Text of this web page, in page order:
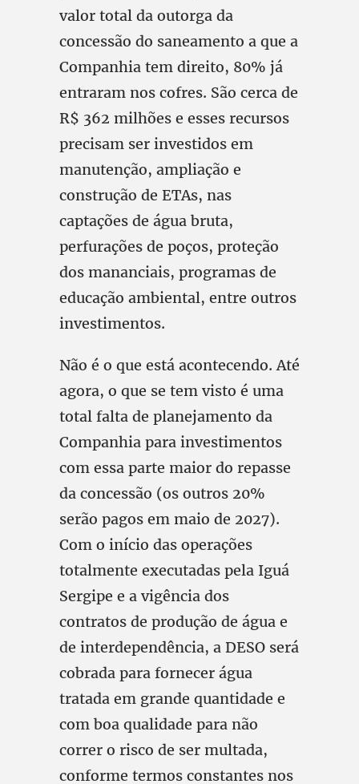
valor total da outorga da
concessão do saneamento a que a
Companhia tem direito, 80% já
entraram nos cofres. São cerca de
R$ 362 milhões e esses recursos
precisam ser investidos em
manutenção, ampliação e
construção de ETAs, nas
captações de água bruta,
perfurações de poços, proteção
dos mananciais, programas de
educação ambiental, entre outros
investimentos.
Não é o que está acontecendo. Até
agora, o que se tem visto é uma
total falta de planejamento da
Companhia para investimentos
com essa parte maior do repasse
da concessão (os outros 20%
serão pagos em maio de 2027).
Com o início das operações
totalmente executadas pela Iguá
Sergipe e a vigência dos
contratos de produção de água e
de interdependência, a DESO será
cobrada para fornecer água
tratada em grande quantidade e
com boa qualidade para não
correr o risco de ser multada,
conforme termos constantes nos